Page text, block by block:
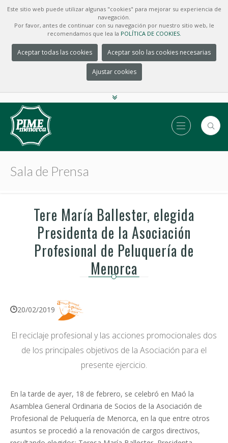
Este sitio web puede utilizar algunas "cookies" para mejorar su experiencia de
navegación.
Por favor, antes de continuar con su navegación por nuestro sitio web, le
recomendamos que lea la POLÍTICA DE COOKIES.
Aceptar todas las cookies Aceptar solo las cookies necesarias
Ajustar cookies
Sala de Prensa
Tere María Ballester, elegida
Presidenta de la Asociación
Profesional de Peluquería de
Menorca
20/02/2019
El reciclaje profesional y las acciones promocionales dos
de los principales objetivos de la Asociación para el
presente ejercicio.
En la tarde de ayer, 18 de febrero, se celebró en Maó la
Asamblea General Ordinaria de Socios de la Asociación de
Profesional de Peluquería de Menorca, en la que entre otros
asuntos se procedió a la renovación de cargos directivos,